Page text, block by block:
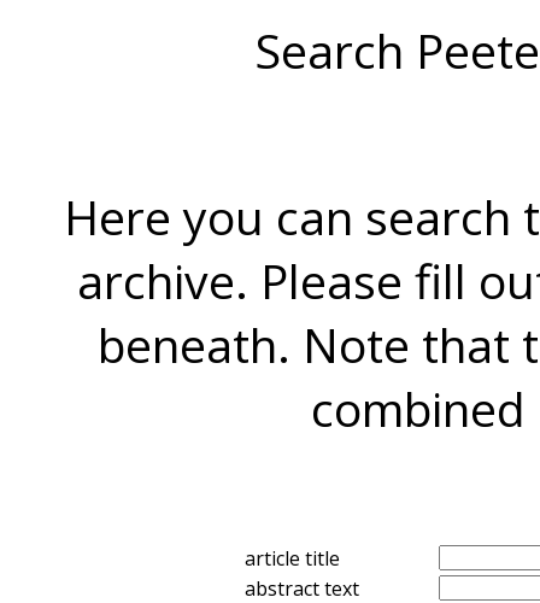
Search
Here you can search
archive. Please fill
beneath. Note that
combined
article title
abstract text